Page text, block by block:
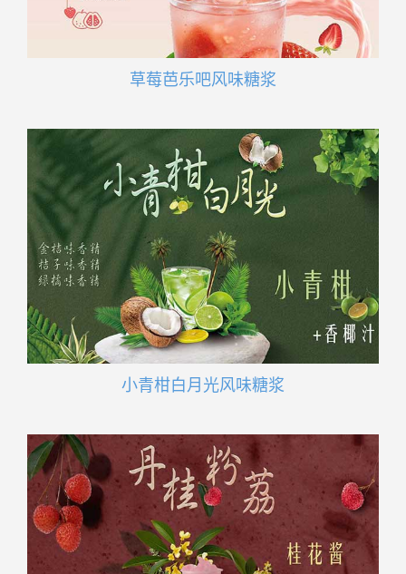
草莓芭乐吧风味糖浆
小青柑白月光风味糖浆